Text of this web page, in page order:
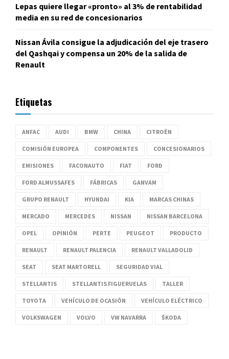
Lepas quiere llegar «pronto» al 3% de rentabilidad
media en su red de concesionarios
Nissan Ávila consigue la adjudicación del eje trasero
del Qashqai y compensa un 20% de la salida de
Renault
Etiquetas
ANFAC AUDI BMW CHINA CITROËN
COMISIÓN EUROPEA COMPONENTES CONCESIONARIOS
EMISIONES FACONAUTO FIAT FORD
FORD ALMUSSAFES FÁBRICAS GANVAM
GRUPO RENAULT HYUNDAI KIA MARCAS CHINAS
MERCADO MERCEDES NISSAN NISSAN BARCELONA
OPEL OPINIÓN PERTE PEUGEOT PRODUCTO
RENAULT RENAULT PALENCIA RENAULT VALLADOLID
SEAT SEAT MARTORELL SEGURIDAD VIAL
STELLANTIS STELLANTIS FIGUERUELAS TALLER
TOYOTA VEHÍCULO DE OCASIÓN VEHÍCULO ELÉCTRICO
VOLKSWAGEN VOLVO VW NAVARRA ŠKODA